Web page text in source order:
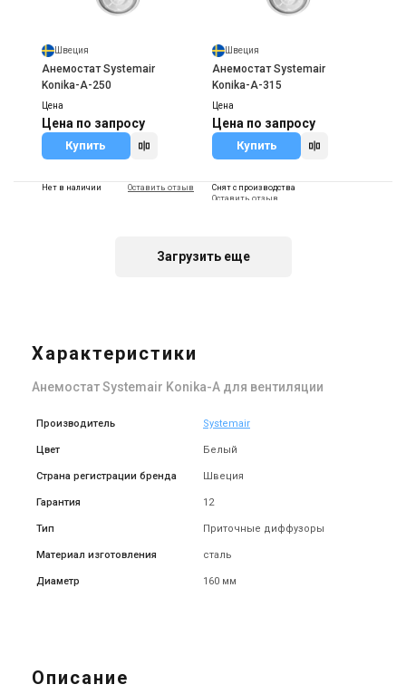
Швеция
Анемостат Systemair
Konika-A-250
Цена
Цена по запросу
Купить
Швеция
Анемостат Systemair
Konika-A-315
Цена
Цена по запросу
Купить
Нет в наличии Оставить отзыв
Цена
Цена по запросу
Купить
Снят с производства
Оставить отзыв
Купить
Загрузить еще
Характеристики
Анемостат Systemair Konika-A для вентиляции
Производитель Systemair
Цвет Белый
Страна регистрации бренда Швеция
Гарантия 12
Тип Приточные диффузоры
Материал изготовления сталь
Диаметр 160 мм
Описание